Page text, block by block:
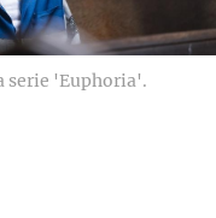
serie 'Euphoria'.